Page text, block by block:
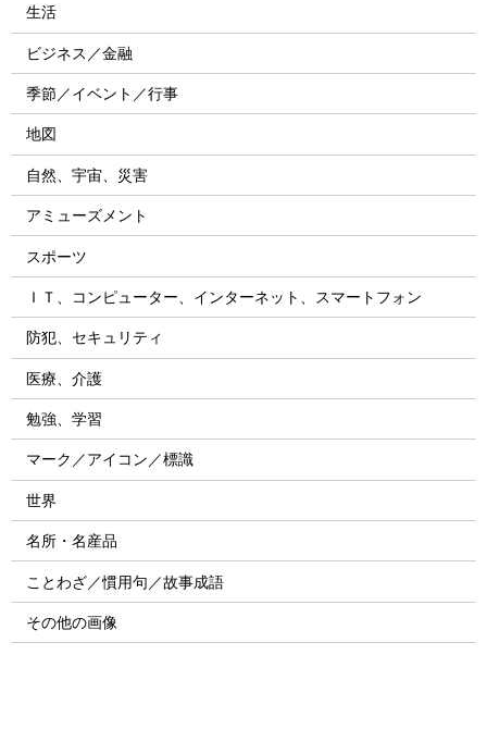
生活
ビジネス／金融
季節／イベント／行事
地図
自然、宇宙、災害
アミューズメント
スポーツ
ＩＴ、コンピューター、インターネット、スマートフォン
防犯、セキュリティ
医療、介護
勉強、学習
マーク／アイコン／標識
世界
名所・名産品
ことわざ／慣用句／故事成語
その他の画像